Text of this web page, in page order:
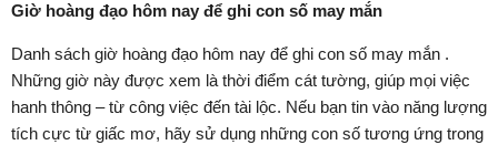
Giờ hoàng đạo hôm nay để ghi con số may mắn
Danh sách giờ hoàng đạo hôm nay để ghi con số may mắn .
Những giờ này được xem là thời điểm cát tường, giúp mọi việc
hanh thông – từ công việc đến tài lộc. Nếu bạn tin vào năng lượng
tích cực từ giấc mơ, hãy sử dụng những con số tương ứng trong